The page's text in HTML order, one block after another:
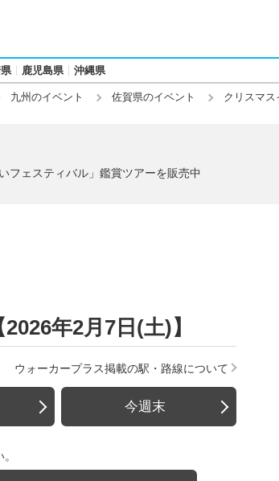
鹿児島県 沖縄県
九州のイベント 佐賀県のイベント クリスマス
フェスティバル」鑑賞ツアーを販売中
年2月7日(土)】
ウォーカープラス掲載の駅・路線について
今週末